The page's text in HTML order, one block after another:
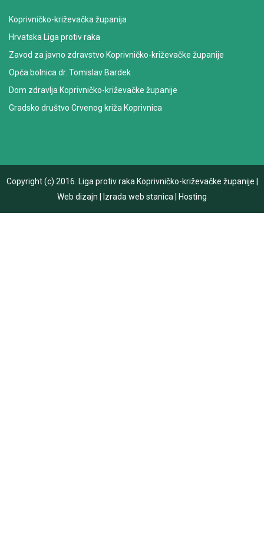
Koprivničko-križevačka županija
Hrvatska Liga protiv raka
Zavod za javno zdravstvo Koprivničko-križevačke županije
Opća bolnica dr. Tomislav Bardek
Dom zdravlja Koprivničko-križevačke županije
Gradsko društvo Crvenog križa Koprivnica
Copyright (c) 2016. Liga protiv raka Koprivničko-križevačke županije
Web dizajn
Izrada web stanica Hosting